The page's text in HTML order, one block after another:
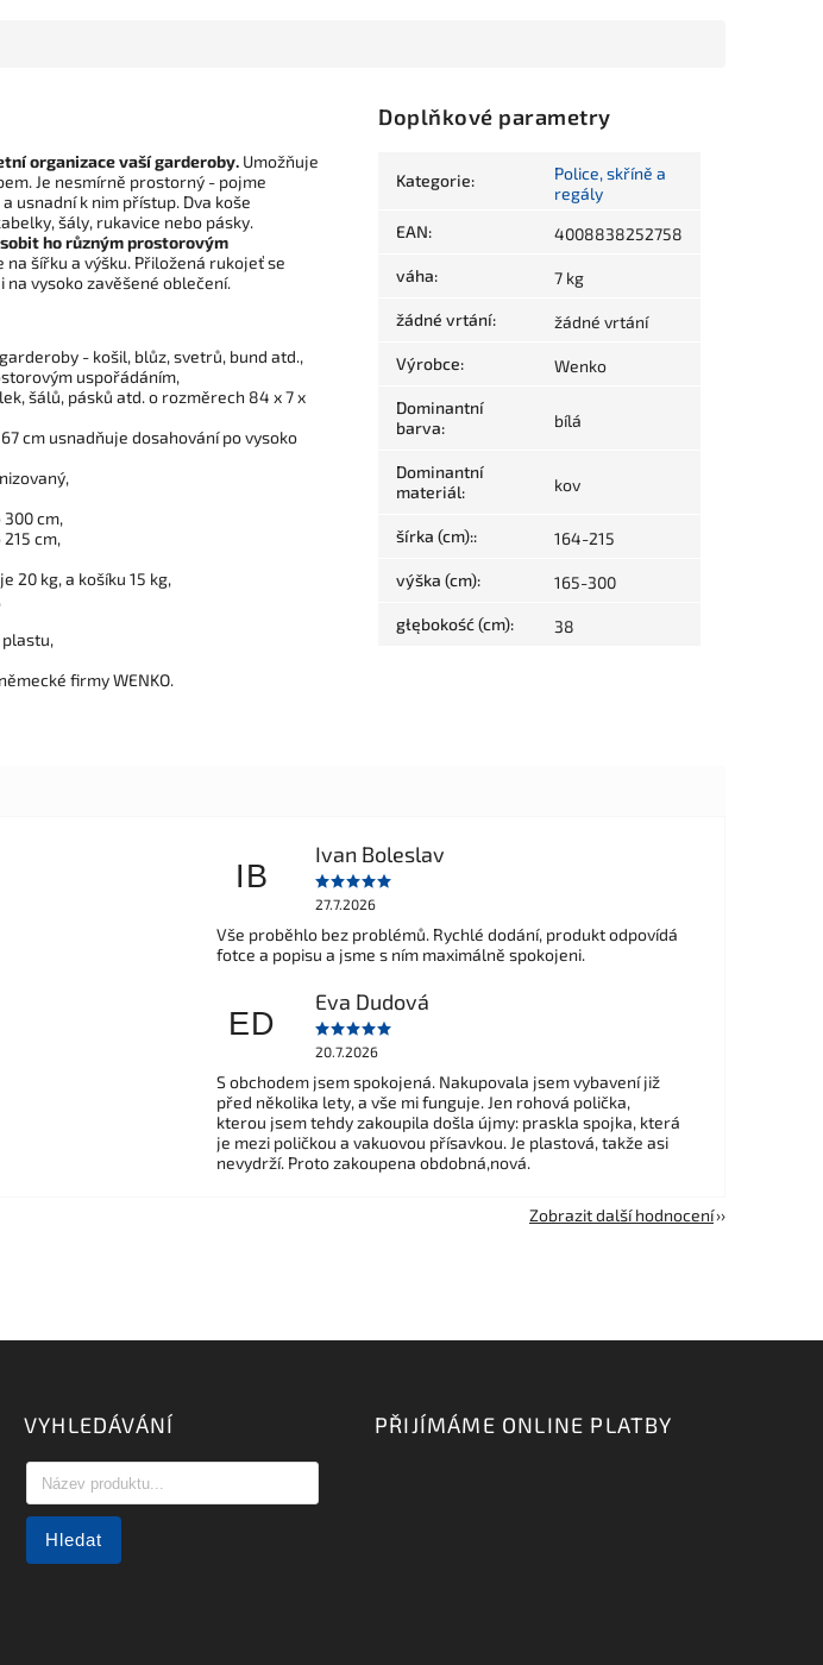
organizace vaší garderoby. Umožňuje
Je nesmírně prostorný - pojme
usnadní k nim přístup. Dva koše
šály, rukavice nebo pásky.
ho různým prostorovým
na šířku a výšku. Přiložená rukojeť se
vysoko zavěšené oblečení.
- košil, blůz, svetrů, bund atd.,
uspořádáním,
šálů, pásků atd. o rozměrech 84 x 7 x
cm usnadňuje dosahování po vysoko
cm,
cm,
20 kg, a košíku 15 kg,
firmy WENKO.
Doplňkové parametry
Kategorie:
Police, skříně a
regály
EAN: 4008838252758
váha: 7 kg
žádné vrtání: žádné vrtání
Výrobce: Wenko
Dominantní
barva: bílá
Dominantní
materiál: kov
šírka (cm):: 164-215
výška (cm): 165-300
głębokość (cm): 38
IB
Ivan Boleslav
27.7.2026
Vše proběhlo bez problémů. Rychlé dodání, produkt odpovídá
fotce a popisu a jsme s ním maximálně spokojeni.
ED
Eva Dudová
20.7.2026
S obchodem jsem spokojená. Nakupovala jsem vybavení již
před několika lety, a vše mi funguje. Jen rohová polička,
kterou jsem tehdy zakoupila došla újmy: praskla spojka, která
je mezi poličkou a vakuovou přísavkou. Je plastová, takže asi
nevydrží. Proto zakoupena obdobná,nová.
Zobrazit další hodnocení
VYHLEDÁVÁNÍ
Hledat
PŘIJÍMÁME ONLINE PLATBY